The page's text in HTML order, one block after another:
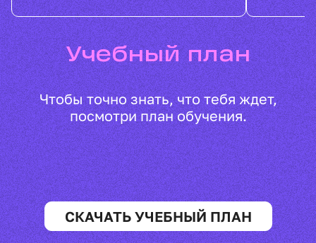
Учебный план
Чтобы точно знать, что тебя ждет,
посмотри план обучения.
СКАЧАТЬ УЧЕБНЫЙ ПЛАН